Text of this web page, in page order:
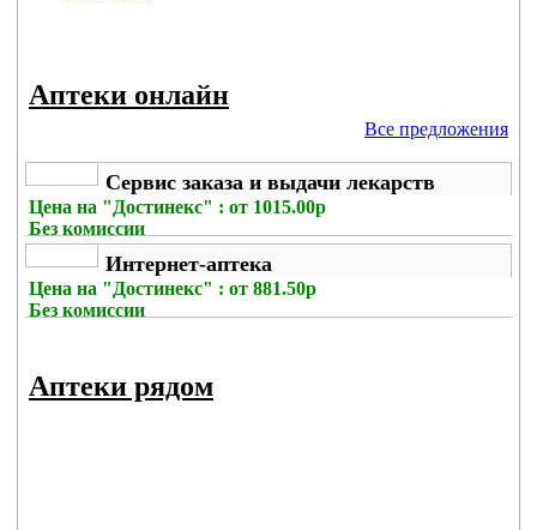
Аптеки онлайн
Все предложения
Сервис заказа и выдачи лекарств
Цена на "Достинекс" : от 1015.00р
Без комиссии
Интернет-аптека
Цена на "Достинекс" : от 881.50р
Без комиссии
Аптеки рядом